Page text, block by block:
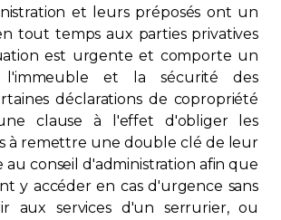
et leurs préposés ont un
tout temps aux parties privatives
est urgente et comporte un
et la sécurité des
déclarations de copropriété
clause à l'effet d'obliger les
à remettre une double clé de leur
au conseil d'administration afin que
y accéder en cas d'urgence sans
aux services d'un serrurier, ou